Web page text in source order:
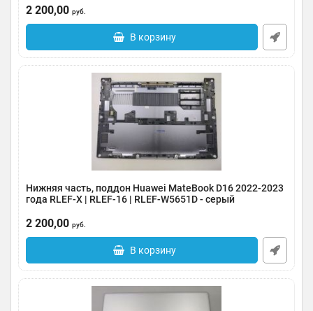
2 200,00 руб.
В корзину
Нижняя часть, поддон Huawei MateBook D16 2022-2023
года RLEF-X | RLEF-16 | RLEF-W5651D - серый
2 200,00 руб.
В корзину